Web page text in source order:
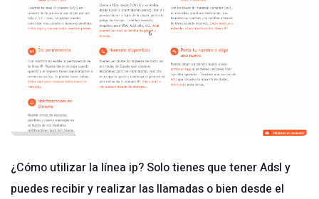
¿Cómo utilizar la línea ip? Solo tienes que tener Adsl y
puedes recibir y realizar las llamadas o bien desde el